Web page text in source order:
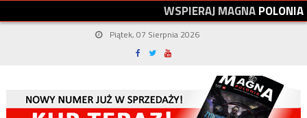
WSPIERAJMAGNAPOLONIA
Piątek, 07 Sierpnia 2026